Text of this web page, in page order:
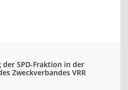
SPD-Fraktion in der
Zweckverbandes VRR